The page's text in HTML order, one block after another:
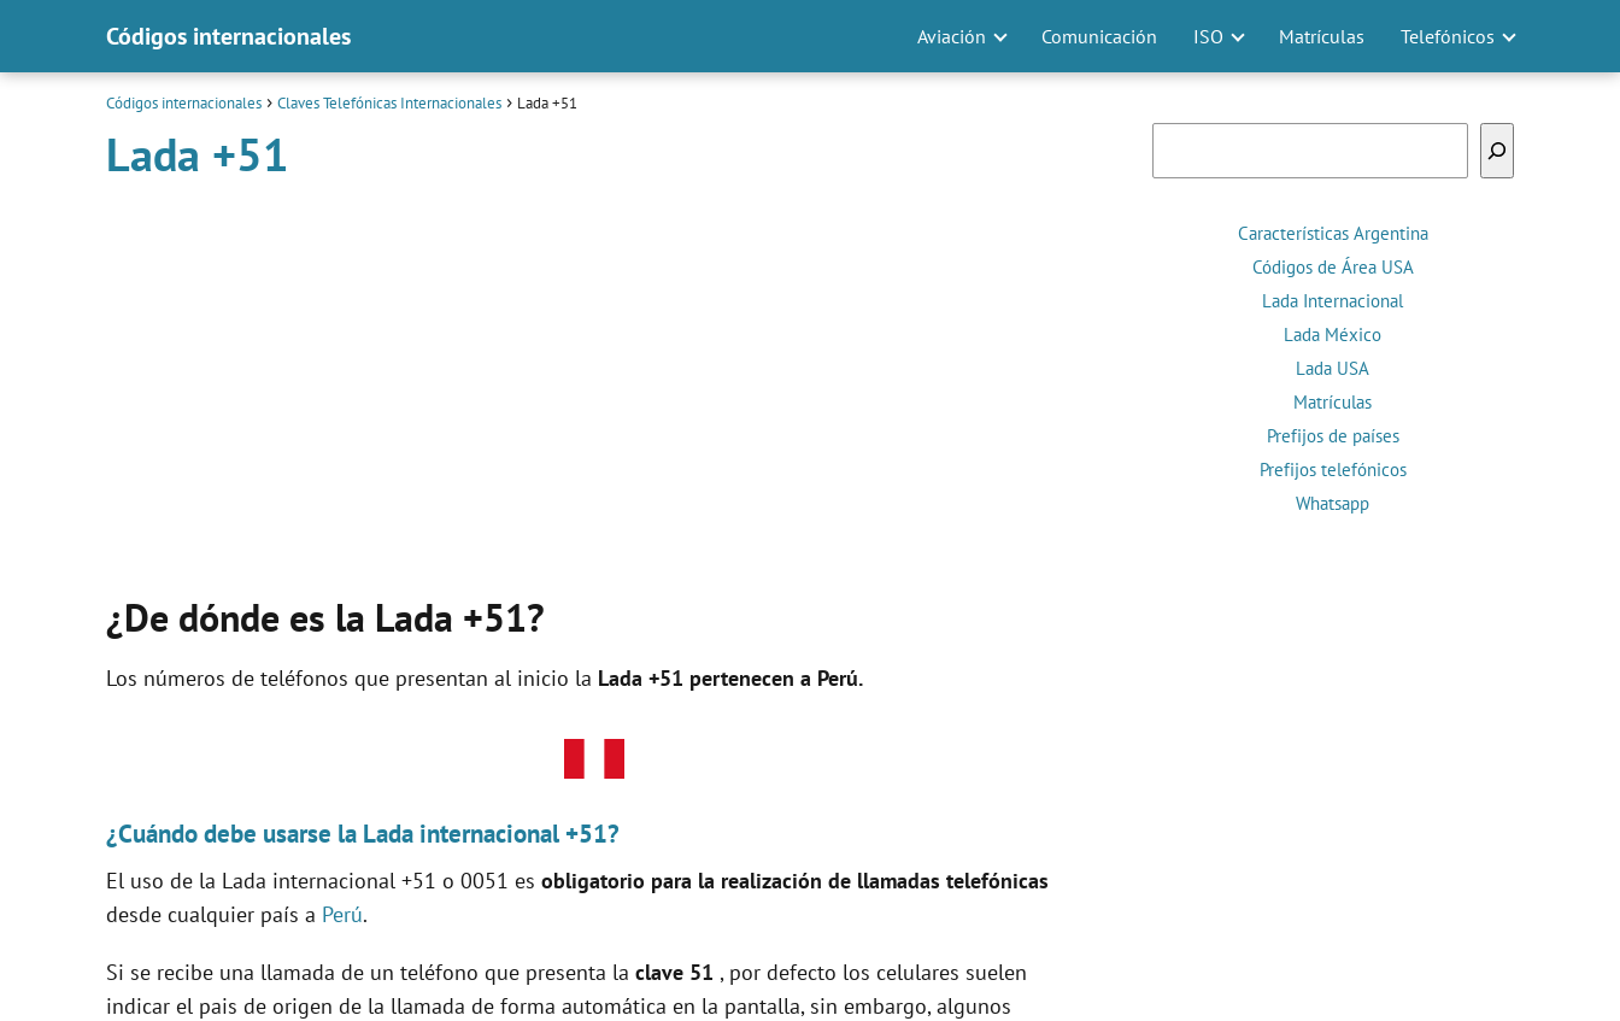
Códigos internacionales Aviación Comunicación ISO Matrículas Telefónicos
Códigos internacionales Claves Telefónicas Internacionales Lada +51
Lada +51
¿De dónde es la Lada +51?
Los números de teléfonos que presentan al inicio la Lada +51 pertenecen a Perú.
¿Cuándo debe usarse la Lada internacional +51?
El uso de la Lada internacional +51 o 0051 es obligatorio para la realización de llamadas telefónicas
desde cualquier país a Perú.
Si se recibe una llamada de un teléfono que presenta la clave 51 , por defecto los celulares suelen
indicar el pais de origen de la llamada de forma automática en la pantalla, sin embargo, algunos
Características Argentina
Códigos de Área USA
Lada Internacional
Lada México
Lada USA
Matrículas
Prefijos de países
Prefijos telefónicos
Whatsapp